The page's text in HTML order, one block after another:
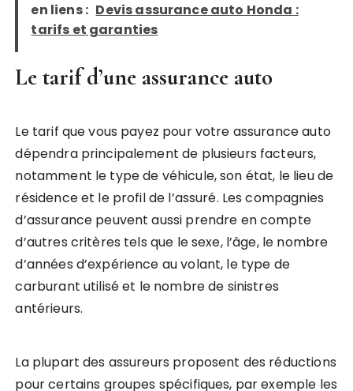
en liens : Devis assurance auto Honda :
tarifs et garanties
Le tarif d’une assurance auto
Le tarif que vous payez pour votre assurance auto
dépendra principalement de plusieurs facteurs,
notamment le type de véhicule, son état, le lieu de
résidence et le profil de l’assuré. Les compagnies
d’assurance peuvent aussi prendre en compte
d’autres critères tels que le sexe, l’âge, le nombre
d’années d’expérience au volant, le type de
carburant utilisé et le nombre de sinistres
antérieurs.
La plupart des assureurs proposent des réductions
pour certains groupes spécifiques, par exemple les